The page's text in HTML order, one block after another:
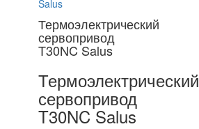
Термоэлектрический
сервопривод
T30NC Salus
Термоэлектрический
сервопривод
T30NC Salus